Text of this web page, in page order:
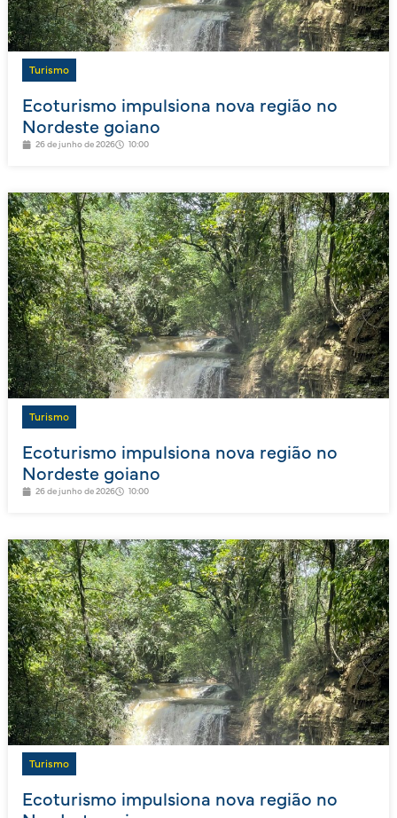
Turismo
Ecoturismo impulsiona nova região no
Nordeste goiano
26 de junho de 2026 10:00
Turismo
Ecoturismo impulsiona nova região no
Nordeste goiano
26 de junho de 2026 10:00
Turismo
Ecoturismo impulsiona nova região no